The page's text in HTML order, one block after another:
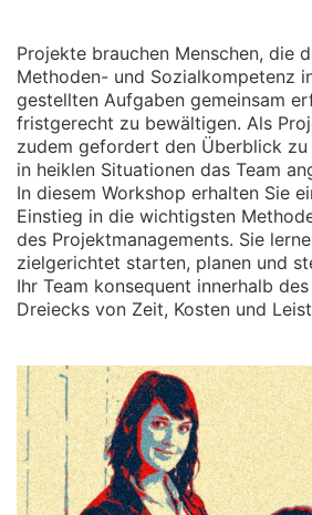
Projekte brauchen Menschen, die
Methoden- und Sozialkompetenz
gestellten Aufgaben gemeinsam
fristgerecht zu bewältigen. Als
zudem gefordert den Überblick zu
in heiklen Situationen das Team
In diesem Workshop erhalten Sie
Einstieg in die wichtigsten
des Projektmanagements. Sie
zielgerichtet starten, planen und
Ihr Team konsequent innerhalb
Dreiecks von Zeit, Kosten und